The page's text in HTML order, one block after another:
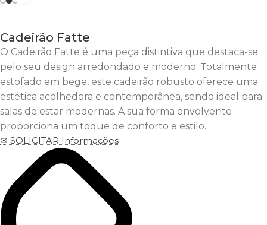
Cadeirão Fatte
O Cadeirão Fatte é uma peça distintiva que destaca-se
pelo seu design arredondado e moderno. Totalmente
estofado em bege, este cadeirão robusto oferece uma
estética acolhedora e contemporânea, sendo ideal para
salas de estar modernas. A sua forma envolvente
proporciona um toque de conforto e estilo.
✉ SOLICITAR Informações